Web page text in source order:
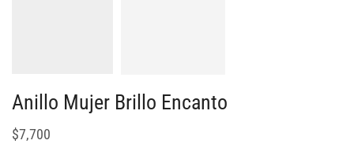
Anillo Mujer Brillo Encanto
$7,700